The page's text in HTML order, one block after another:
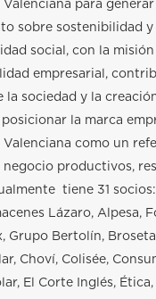
Valenciana para
sobre sostenibilidad y
social, con la
empresarial,
la sociedad y la
la marca
Valenciana como un
negocio productivos,
tiene 31
Lázaro, Alpesa,
Grupo Bertolín,
Choví, Colisée,
El Corte Inglés, Ética,